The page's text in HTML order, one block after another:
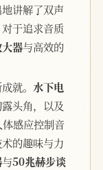
讲解了双声
于追求音质
器与高效的
就。 水下电
头角，以及
感应控制音
的趣味与力
与50兆赫步谈